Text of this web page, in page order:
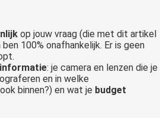
op jouw vraag (die met dit artikel
100% onafhankelijk. Er is geen
informatie: je camera en lenzen die je
en in welke
binnen?) en wat je budget